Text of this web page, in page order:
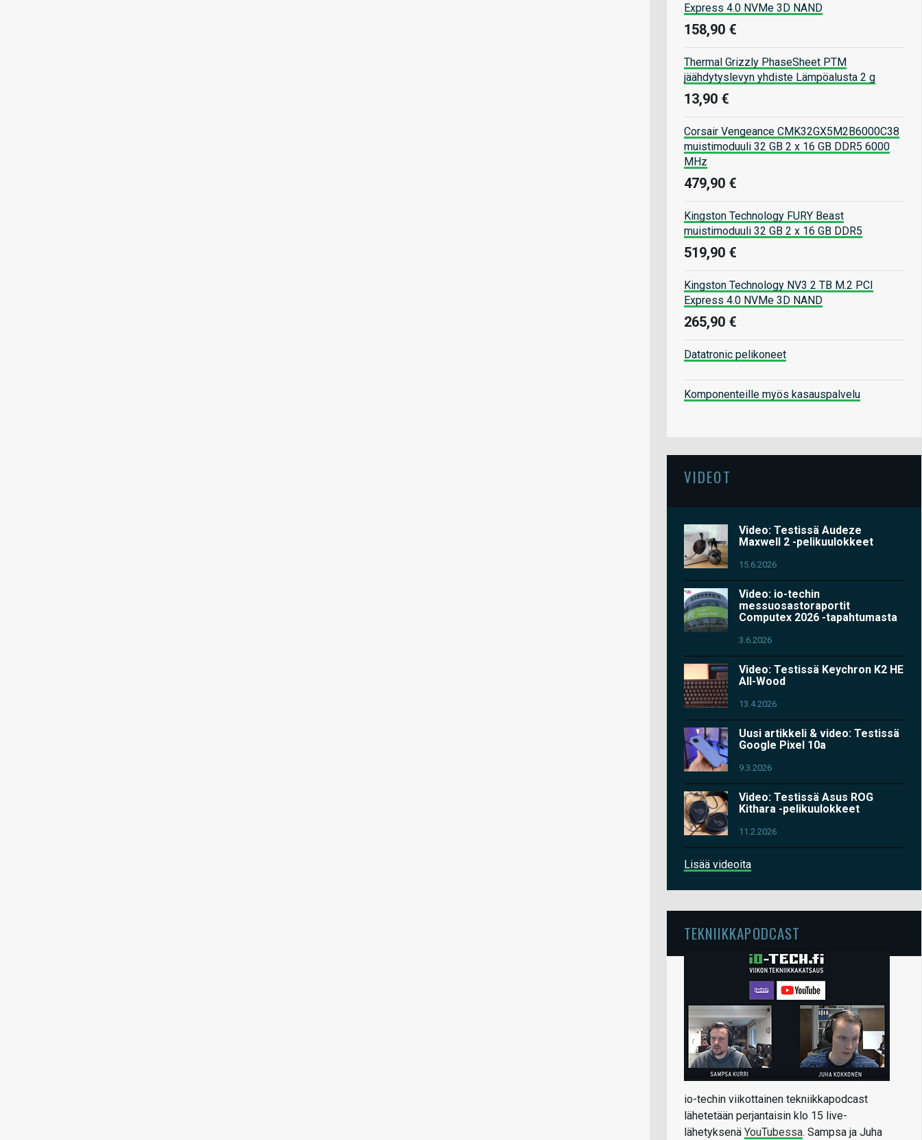
Express 4.0 NVMe 3D NAND
158,90 €
Thermal Grizzly PhaseSheet PTM
jäähdytyslevyn yhdiste Lämpöalusta 2 g
13,90 €
Corsair Vengeance CMK32GX5M2B6000C38
muistimoduuli 32 GB 2 x 16 GB DDR5 6000
MHz
479,90 €
Kingston Technology FURY Beast
muistimoduuli 32 GB 2 x 16 GB DDR5
519,90 €
Kingston Technology NV3 2 TB M.2 PCI
Express 4.0 NVMe 3D NAND
265,90 €
Datatronic pelikoneet
Komponenteille myös kasauspalvelu
VIDEOT
Video: Testissä Audeze
Maxwell 2 -pelikuulokkeet
15.6.2026
Video: io-techin
messuosastoraportit
Computex 2026 -tapahtumasta
3.6.2026
Video: Testissä Keychron K2 HE
All-Wood
13.4.2026
Uusi artikkeli & video: Testissä
Google Pixel 10a
9.3.2026
Video: Testissä Asus ROG
Kithara -pelikuulokkeet
11.2.2026
Lisää videoita
TEKNIIKKAPODCAST
io-techin viikottainen tekniikkapodcast
lähetetään perjantaisin klo 15 live-
lähetyksenä YouTubessa. Sampsa ja Juha